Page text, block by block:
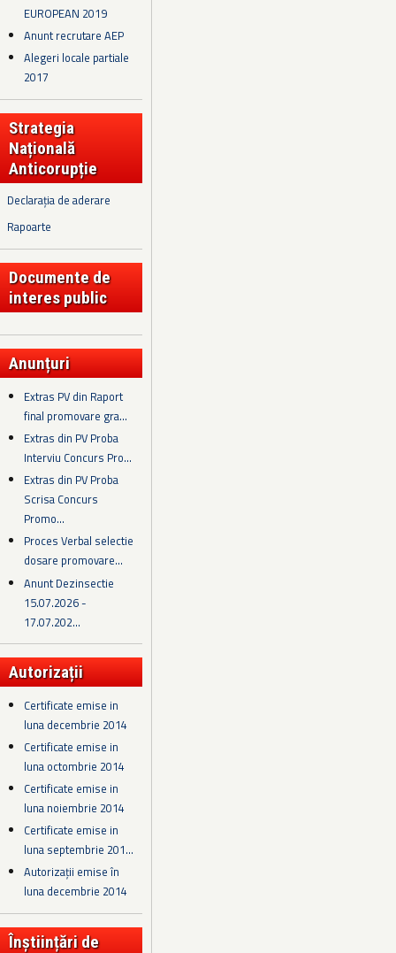
EUROPEAN 2019
Anunt recrutare AEP
Alegeri locale partiale
2017
Strategia
Națională
Anticorupție
Declarația de aderare
Rapoarte
Documente de
interes public
Anunțuri
Extras PV din Raport
final promovare gra...
Extras din PV Proba
Interviu Concurs Pro...
Extras din PV Proba
Scrisa Concurs
Promo...
Proces Verbal selectie
dosare promovare...
Anunt Dezinsectie
15.07.2026 -
17.07.202...
Autorizații
Certificate emise in
luna decembrie 2014
Certificate emise in
luna octombrie 2014
Certificate emise in
luna noiembrie 2014
Certificate emise in
luna septembrie 201...
Autorizații emise în
luna decembrie 2014
Înștiințări de